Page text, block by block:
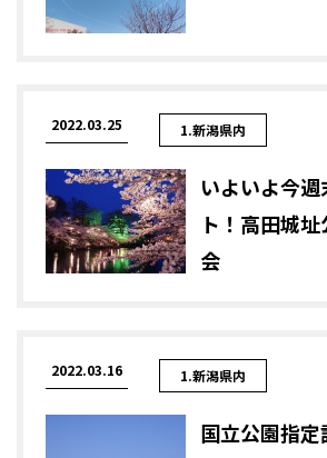
2022.03.25 1.新潟県内
いよいよ今週
ト！高田城
会
2022.03.16 1.新潟県内
国立公園指定